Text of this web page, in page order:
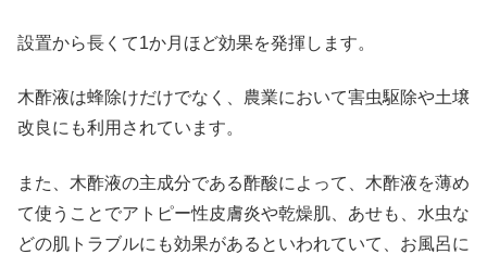
設置から長くて1か月 ほど効果を発揮します。
木酢液は蜂除けだけでなく、農業において害虫駆除や土壌
改良 にも利用されています。
また、木酢液の主成分である酢酸によって、木酢液を薄め
て使うことでアトピー性皮膚炎や乾燥肌 、あせも、 水虫な
どの肌トラブルにも効果がある といわれていて、お風呂に